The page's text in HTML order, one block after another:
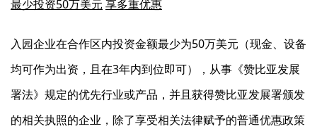
最少投资50万美元 享多重优惠
入园企业在合作区内投资金额最少为50万美元（现金、设备
均可作为出资，且在3年内到位即可），从事《赞比亚发展
署法》规定的优先行业或产品，并且获得赞比亚发展署颁发
的相关执照的企业，除了享受相关法律赋予的普通优惠政策